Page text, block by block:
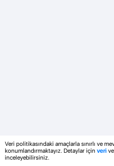
Veri politikasındaki amaçlarla sınırlı ve
konumlandırmaktayız. Detaylar için veri
inceleyebilirsiniz.